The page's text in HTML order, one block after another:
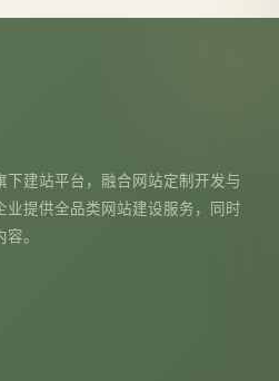
建站平台，融合网站定制开发与
业提供全品类网站建设服务，同时
。